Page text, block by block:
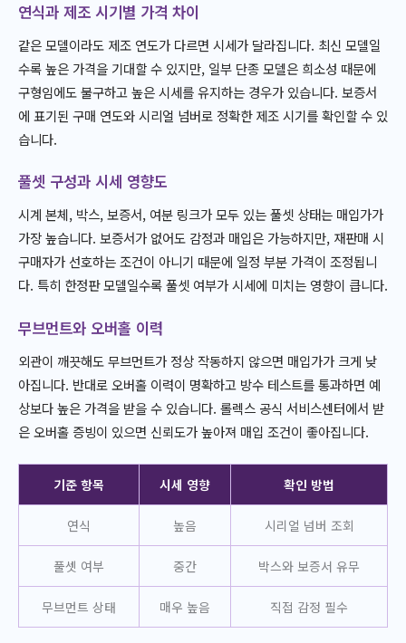
연식과 제조 시기별 가격 차이
같은 모델이라도 제조 연도가 다르면 시세가 달라집니다. 최신 모델일
수록 높은 가격을 기대할 수 있지만, 일부 단종 모델은 희소성 때문에
구형임에도 불구하고 높은 시세를 유지하는 경우가 있습니다. 보증서
에 표기된 구매 연도와 시리얼 넘버로 정확한 제조 시기를 확인할 수 있
습니다.
풀셋 구성과 시세 영향도
시계 본체, 박스, 보증서, 여분 링크가 모두 있는 풀셋 상태는 매입가가
가장 높습니다. 보증서가 없어도 감정과 매입은 가능하지만, 재판매 시
구매자가 선호하는 조건이 아니기 때문에 일정 부분 가격이 조정됩니
다. 특히 한정판 모델일수록 풀셋 여부가 시세에 미치는 영향이 큽니다.
무브먼트와 오버홀 이력
외관이 깨끗해도 무브먼트가 정상 작동하지 않으면 매입가가 크게 낮
아집니다. 반대로 오버홀 이력이 명확하고 방수 테스트를 통과하면 예
상보다 높은 가격을 받을 수 있습니다. 롤렉스 공식 서비스센터에서 받
은 오버홀 증빙이 있으면 신뢰도가 높아져 매입 조건이 좋아집니다.
기준 항목 시세 영향 확인 방법
연식 높음 시리얼 넘버 조회
풀셋 여부 중간 박스와 보증서 유무
무브먼트 상태 매우 높음 직접 감정 필수